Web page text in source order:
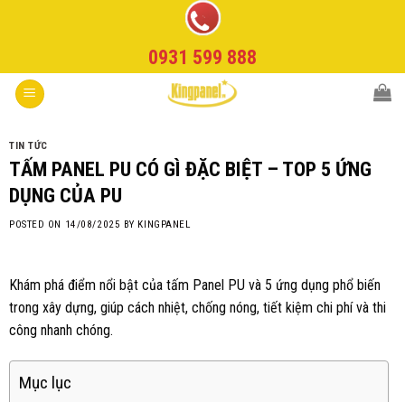
0931 599 888
TIN TỨC
TẤM PANEL PU CÓ GÌ ĐẶC BIỆT – TOP 5 ỨNG
DỤNG CỦA PU
POSTED ON 14/08/2025 BY KINGPANEL
Khám phá điểm nổi bật của tấm Panel PU và 5 ứng dụng phổ biến
trong xây dựng, giúp cách nhiệt, chống nóng, tiết kiệm chi phí và thi
công nhanh chóng.
Mục lục